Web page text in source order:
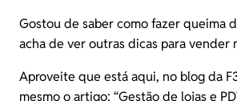
Gostou de saber como fazer queima
acha de ver outras dicas para vender
Aproveite que está aqui, no blog da
mesmo o artigo: “Gestão de lojas e